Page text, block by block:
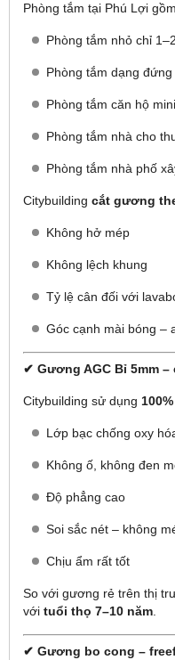
Phòng tắm tại Phú Lợi
Phòng tắm nhỏ chỉ
Phòng tắm dạng
Phòng tắm căn hộ mini
Phòng tắm nhà cho
Phòng tắm nhà phố
Citybuilding cắt gương
Không hở mép
Không lệch khung
Tỷ lệ cân đối với
Góc cạnh mài bóng –
✔ Gương AGC Bỉ 5mm
Citybuilding sử dụng
Lớp bạc chống oxy
Không ố, không đen
Độ phẳng cao
Soi sắc nét – không
Chịu ẩm rất tốt
So với gương rẻ trên thị
với tuổi thọ 7–10 năm
✔ Gương bo cong –